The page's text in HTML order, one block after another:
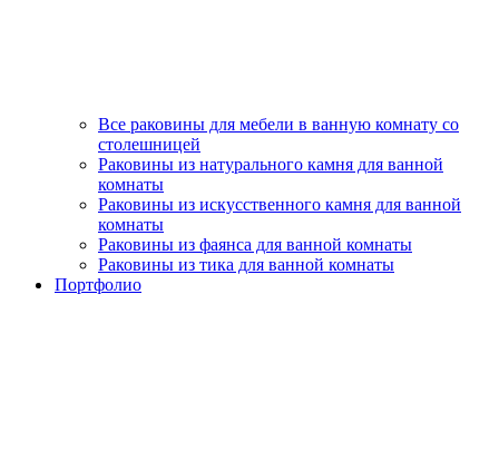
Все раковины для мебели в ванную комнату со
столешницей
Раковины из натурального камня для ванной
комнаты
Раковины из искусственного камня для ванной
комнаты
Раковины из фаянса для ванной комнаты
Раковины из тика для ванной комнаты
Портфолио